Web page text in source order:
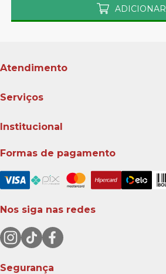
ADICIONAR
Atendimento
Serviços
Institucional
Formas de pagamento
Nos siga nas redes
Segurança